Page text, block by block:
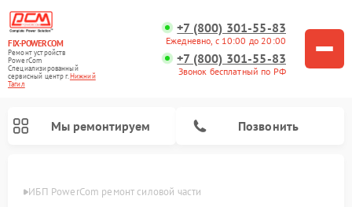
FIX-POWERCOM
Ремонт устройств
PowerCom
Специализированный
cервисный центр г.Нижний
Тагил
+7 (800) 301-55-83
Ежедневно, с 10:00 до 20:00
+7 (800) 301-55-83
Звонок бесплатный по РФ
Мы ремонтируем Позвонить
ИБП PowerCom ремонт силовой части